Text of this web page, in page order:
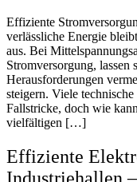
Effiziente
verlässliche Energie
aus. Bei
Stromversorgung, lassen
Herausforderungen
steigern. Viele
Fallstricke, doch wie
vielfältigen […]
Effiziente